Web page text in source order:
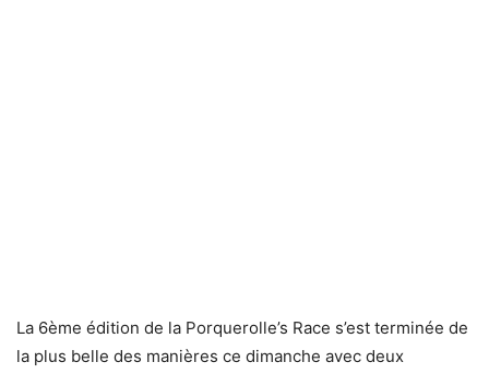
La 6ème édition de la Porquerolle’s Race s’est terminée de
la plus belle des manières ce dimanche avec deux